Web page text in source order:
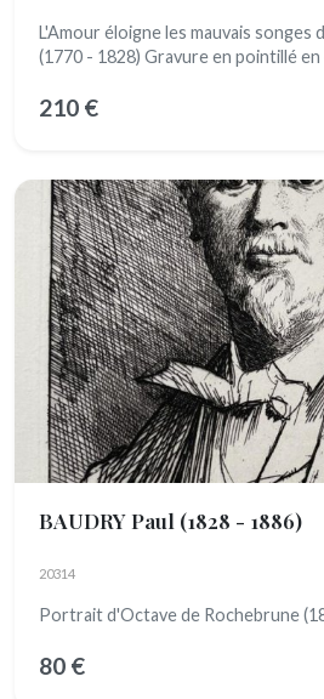
L'Amour éloigne les mauvais songes
(1770 - 1828) Gravure en pointillé en
210 €
BAUDRY Paul (1828 - 1886)
20314
Portrait d'Octave de Rochebrune
80 €